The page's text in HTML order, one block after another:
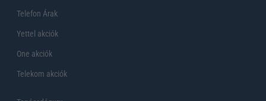
Telefon Árak
Yettel akciók
One akciók
Telekom akciók